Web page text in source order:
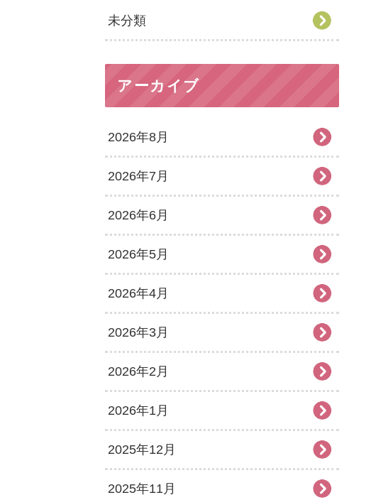
未分類
アーカイブ
2026年8月
2026年7月
2026年6月
2026年5月
2026年4月
2026年3月
2026年2月
2026年1月
2025年12月
2025年11月